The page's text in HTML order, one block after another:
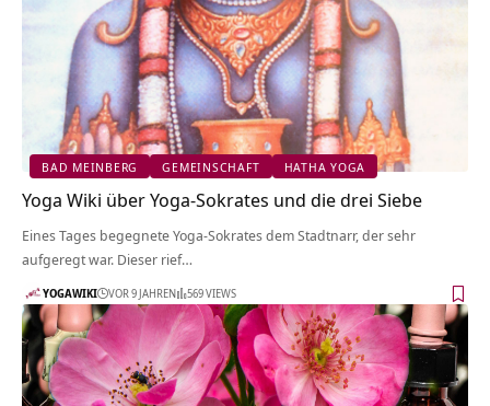
BAD MEINBERG GEMEINSCHAFT HATHA YOGA
Yoga Wiki über Yoga-Sokrates und die drei Siebe
Eines Tages begegnete Yoga-Sokrates dem Stadtnarr, der sehr
aufgeregt war. Dieser rief…
YOGAWIKI VOR 9 JAHREN 569 VIEWS